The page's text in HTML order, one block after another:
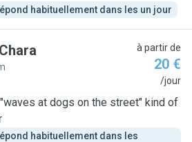
habituellement dans les un jour
Chara à partir de
20 €
/jour
at dogs on the street" kind of
habituellement dans les